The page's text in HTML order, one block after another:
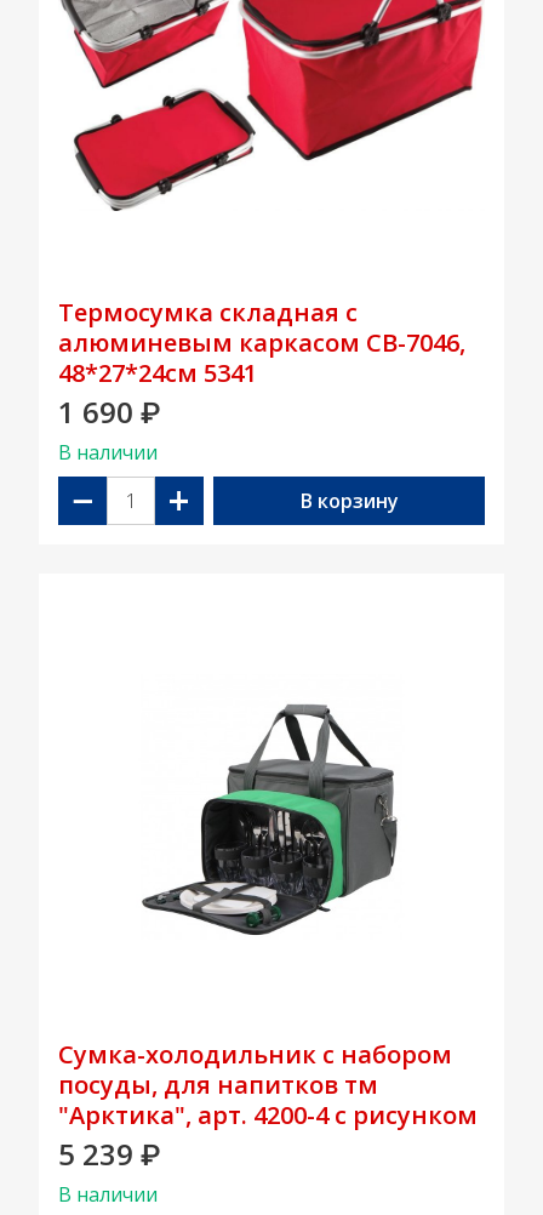
Термосумка складная с
алюминевым каркасом CB-7046,
48*27*24см 5341
1 690 ₽
В наличии
− + В корзину
Сумка-холодильник с набором
посуды, для напитков тм
"Арктика", арт. 4200-4 с рисунком
5 239 ₽
В наличии